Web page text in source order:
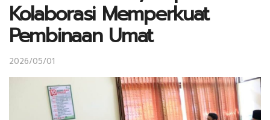
Kolaborasi Memperkuat
Pembinaan Umat
2026/05/01